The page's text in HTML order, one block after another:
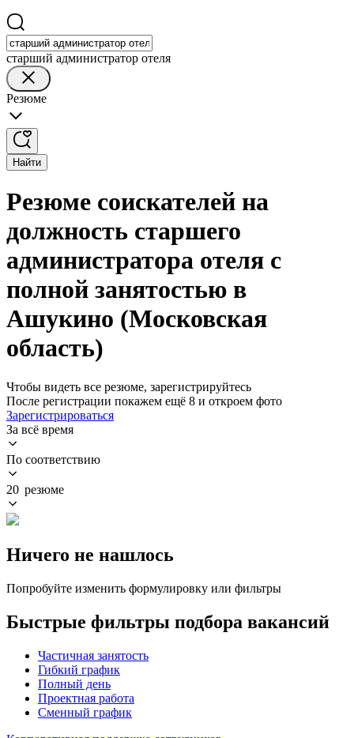
старший администратор отеля
Резюме
Найти
Резюме соискателей на
должность старшего
администратора отеля с
полной занятостью в
Ашукино (Московская
область)
Чтобы видеть все резюме, зарегистрируйтесь
После регистрации покажем ещё 8 и откроем фото
Зарегистрироваться
За всё время
По соответствию
20 резюме
Ничего не нашлось
Попробуйте изменить формулировку или фильтры
Быстрые фильтры подбора вакансий
Частичная занятость
Гибкий график
Полный день
Проектная работа
Сменный график